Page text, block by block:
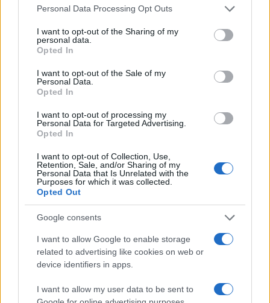
Please note that this website/app uses one or more Google
not limited to your visit or usage behaviour. You may click to
grant or deny consent to Google and its third-party tags to
use your data for below specified purposes in below Google
consent section.
Personal Data Processing Opt Outs
I want to opt-out of the Sharing of my
personal data.
Opted In
I want to opt-out of the Sale of my
Personal Data.
Opted In
I want to opt-out of processing my
Personal Data for Targeted Advertising.
Opted In
I want to opt-out of Collection, Use,
Retention, Sale, and/or Sharing of my
Personal Data that Is Unrelated with the
Purposes for which it was collected.
Opted Out
Google consents
I want to allow Google to enable storage
related to advertising like cookies on web or
device identifiers in apps.
I want to allow my user data to be sent to
Continua a leggere